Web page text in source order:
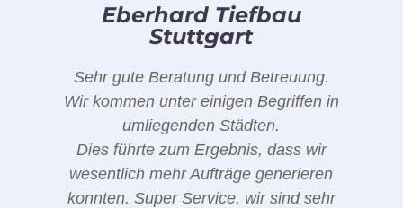
Eberhard Tiefbau
Stuttgart
Sehr gute Beratung und Betreuung.
Wir kommen unter einigen Begriffen in
umliegenden Städten.
Dies führte zum Ergebnis, dass wir
wesentlich mehr Aufträge generieren
konnten. Super Service, wir sind sehr